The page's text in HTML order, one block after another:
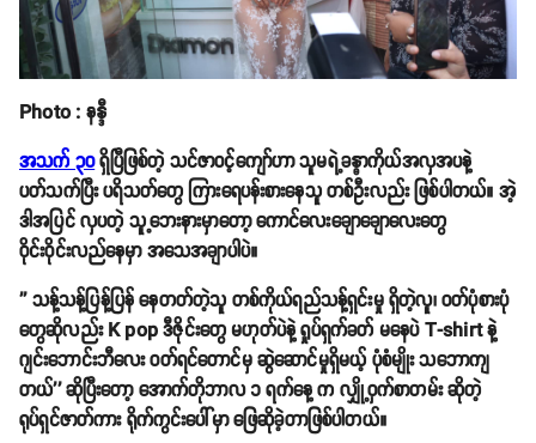
Photo : နန္ဒီ
အသက် ၃၀ရှိပြီဖြစ်တဲ့ သင်ဇာဝင့်ကျော်ဟာ သူမရဲ့ခန္ဓာကိုယ်အလှအပနဲ့
ပတ်သက်ပြီး ပရိသတ်တွေ ကြားရေပန်းစားနေသူ တစ်ဦးလည်း ဖြစ်ပါတယ်။ အဲ့
ဒါအပြင် လှပတဲ့ သူ့ဘေးနားမှာတော့ ကောင်လေးချောချောလေးတွေ
ဝိုင်းဝိုင်းလည်နေမှာ အသေအချာပါပဲ။
'' သန့်သန့်ပြန့်ပြန် နေတတ်တဲ့သူ တစ်ကိုယ်ရည်သန့်ရှင်းမှု ရှိတဲ့လူ၊ ဝတ်ပုံစားပုံ
တွေဆိုလည်း K pop ဒီဇိုင်းတွေ မဟုတ်ပဲနဲ့ ရှုပ်ရှက်ခတ် မနေပဲ T-shirt နဲ့
ဂျင်းဘောင်းဘီလေး ဝတ်ရင်တောင်မှ ဆွဲဆောင်မှုရှိမယ့် ပုံစံမျိုး သဘောကျ
တယ်'' ဆိုပြီးတော့ အောက်တိုဘာလ ၁ ရက်နေ့ က လျှို့ဝှက်စာတမ်း ဆိုတဲ့
ရုပ်ရှင်ဇာတ်ကား ရိုက်ကွင်းပေါ်မှာ ဖြေဆိုခဲ့တာဖြစ်ပါတယ်။